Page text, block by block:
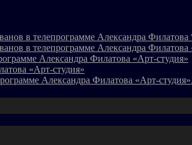
в телепрограмме Александра Филатова
в телепрограмме Александра Филатова
Александра Филатова «Арт-студия»
«Арт-студия»
Александра Филатова «Арт-